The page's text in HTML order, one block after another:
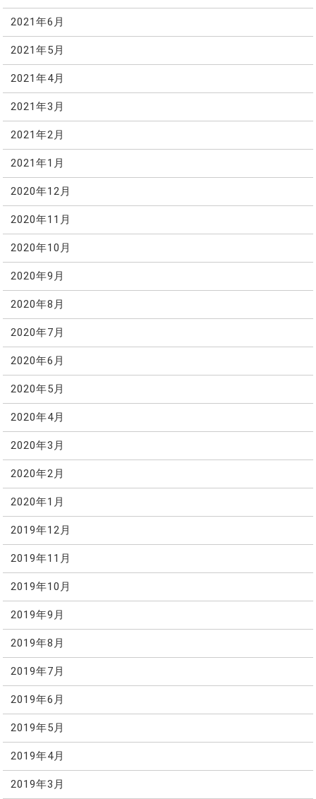
2021年6月
2021年5月
2021年4月
2021年3月
2021年2月
2021年1月
2020年12月
2020年11月
2020年10月
2020年9月
2020年8月
2020年7月
2020年6月
2020年5月
2020年4月
2020年3月
2020年2月
2020年1月
2019年12月
2019年11月
2019年10月
2019年9月
2019年8月
2019年7月
2019年6月
2019年5月
2019年4月
2019年3月